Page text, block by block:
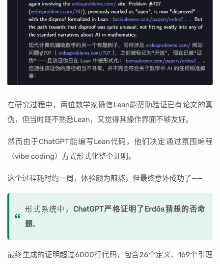
在研究过程中，两位数学家确信Lean能帮助验证已有论文的真
伪，但当时既不熟悉Lean，又觉得其操作界面不够友好。
然而由于ChatGPT能编写Lean代码，他们决定通过氛围编程
（vibe coding）方式形式化整个证明。
这个过程耗时约一周，体验颇为煎熬，但最终意外成功了——
形式系统中， ChatGPT严格证明了Erdős猜想的否命
题。
最终生成的证明超过6000行代码，包含26个定义、169个引理